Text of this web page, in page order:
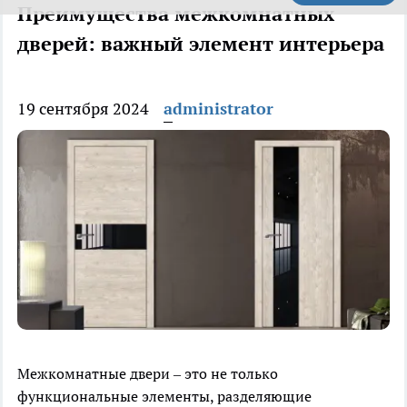
Преимущества межкомнатных
дверей: важный элемент интерьера
19 сентября 2024 administrator
Межкомнатные двери – это не только
функциональные элементы, разделяющие